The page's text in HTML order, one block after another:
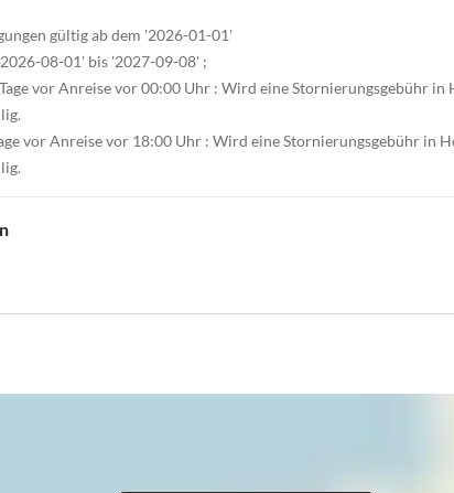
gültig ab dem '2026-01-01'
08-01' bis '2027-09-08' ;
vor Anreise vor 00:00 Uhr : Wird eine Stornierungsgebühr in
vor Anreise vor 18:00 Uhr : Wird eine Stornierungsgebühr in